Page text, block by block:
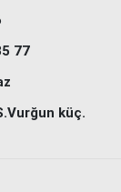
77
küç.